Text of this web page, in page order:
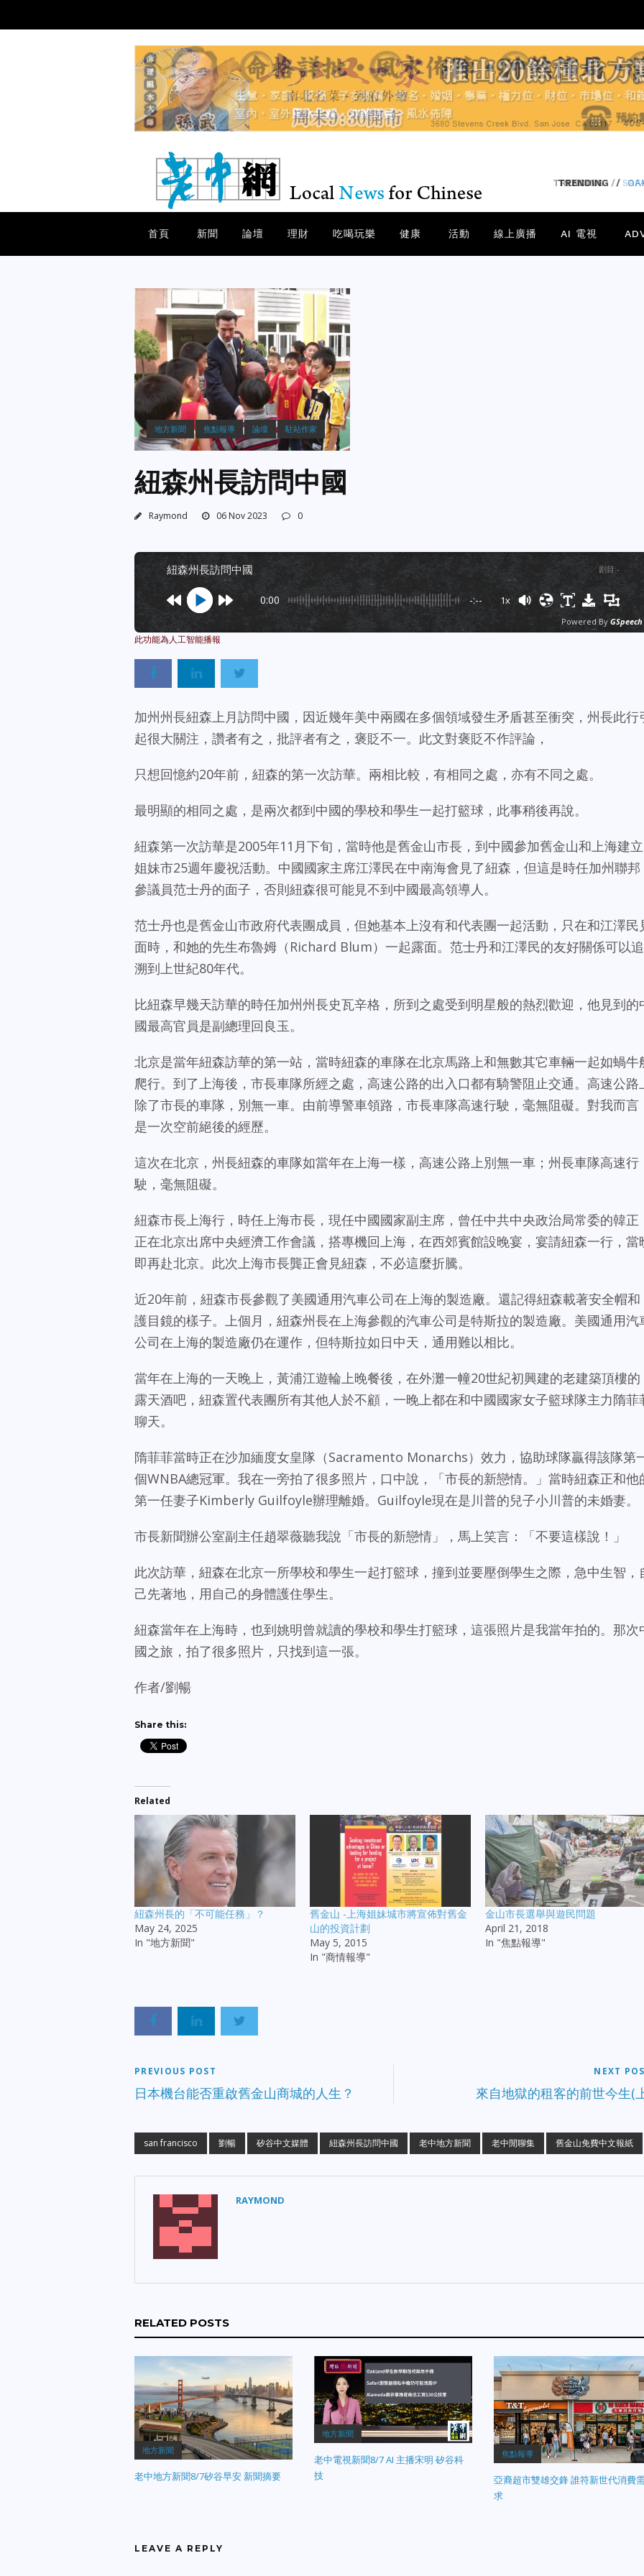
TRENDING /
首頁 新聞 論壇 理財 吃喝玩樂 健康 活動 線上廣播 AI 電視
地方新聞 焦點報導 論壇 駐站作家
紐森州長訪問中國
Raymond 06 Nov 2023 0
紐森州長訪問中國 剧目 :-
0:00 -:-- 1x
Powered By GSpeech
加州州長紐森上月訪問中國，因近幾年美中兩國在多個領域發生矛盾甚至衝突，州長此行
起很大關注，讚者有之，批評者有之，褒貶不一。此文對褒貶不作評論，
只想回憶約20年前，紐森的第一次訪華。兩相比較，有相同之處，亦有不同之處。
最明顯的相同之處，是兩次都到中國的學校和學生一起打籃球，此事稍後再說。
紐森第一次訪華是2005年11月下旬，當時他是舊金山市長，到中國參加舊金山和上海建立
姐妹市25週年慶祝活動。中國國家主席江澤民在中南海會見了紐森，但這是時任加州聯邦
參議員范士丹的面子，否則紐森很可能見不到中國最高領導人。
范士丹也是舊金山市政府代表團成員，但她基本上沒有和代表團一起活動，只在和江澤民
面時，和她的先生布魯姆（Richard Blum）一起露面。范士丹和江澤民的友好關係可以追
溯到上世紀80年代。
比紐森早幾天訪華的時任加州州長史瓦辛格，所到之處受到明星般的熱烈歡迎，他見到的
國最高官員是副總理回良玉。
北京是當年紐森訪華的第一站，當時紐森的車隊在北京馬路上和無數其它車輛一起如蝸牛
爬行。到了上海後，市長車隊所經之處，高速公路的出入口都有騎警阻止交通。高速公路
除了市長的車隊，別無一車。由前導警車領路，市長車隊高速行駛，毫無阻礙。對我而言
是一次空前絕後的經歷。
這次在北京，州長紐森的車隊如當年在上海一樣，高速公路上別無一車；州長車隊高速行
駛，毫無阻礙。
紐森市長上海行，時任上海市長，現任中國國家副主席，曾任中共中央政治局常委的韓正
正在北京出席中央經濟工作會議，搭專機回上海，在西郊賓館設晚宴，宴請紐森一行，當
即再赴北京。此次上海市長龔正會見紐森，不必這麼折騰。
近20年前，紐森市長參觀了美國通用汽車公司在上海的製造廠。還記得紐森載著安全帽和
護目鏡的樣子。上個月，紐森州長在上海參觀的汽車公司是特斯拉的製造廠。美國通用汽
公司在上海的製造廠仍在運作，但特斯拉如日中天，通用難以相比。
當年在上海的一天晚上，黃浦江遊輪上晚餐後，在外灘一幢20世紀初興建的老建築頂樓的
露天酒吧，紐森置代表團所有其他人於不顧，一晚上都在和中國國家女子籃球隊主力隋菲
聊天。
隋菲菲當時正在沙加緬度女皇隊（Sacramento Monarchs）效力，協助球隊贏得該隊第
個WNBA總冠軍。我在一旁拍了很多照片，口中說，「市長的新戀情。」當時紐森正和他
第一任妻子Kimberly Guilfoyle辦理離婚。Guilfoyle現在是川普的兒子小川普的未婚妻。
市長新聞辦公室副主任趙翠薇聽我說「市長的新戀情」，馬上笑言：「不要這樣說！」
此次訪華，紐森在北京一所學校和學生一起打籃球，撞到並要壓倒學生之際，急中生智，
己先著地，用自己的身體護住學生。
紐森當年在上海時，也到姚明曾就讀的學校和學生打籃球，這張照片是我當年拍的。那次
國之旅，拍了很多照片，只找到這一張。
作者/劉暢
Share this:
Related
紐森州長的「不可能任務」？
May 24, 2025
In "地方新聞"
舊金山 -上海姐妹城市將宣佈對舊金
山的投資計劃
May 5, 2015
In "商情報導"
金山市長選舉與遊民問題
April 21, 2018
In "焦點報導"
PREVIOUS POST
日本機台能否重啟舊金山商城的人生？
NEXT
來自地獄的租客的前世今生(
san francisco 劉暢 矽谷中文媒體 紐森州長訪問中國 老中地方新聞 老中閒聊集 舊金山免費中文報紙
RAYMOND
RELATED POSTS
地方新聞
老中地方新聞8/7矽谷早安 新聞摘要
地方新聞
老中電視新聞8/7 AI 主播宋明 矽谷科
技
焦點報導
亞裔超市雙雄交鋒 誰符新世代消費
求
LEAVE A REPLY